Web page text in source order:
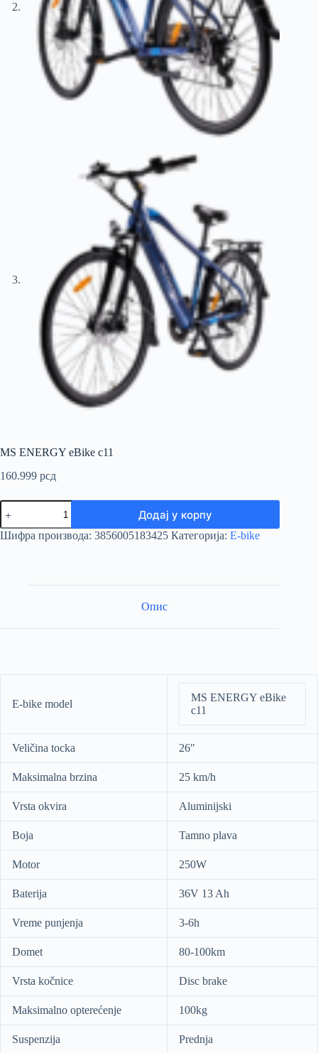
MS ENERGY eBike c11
160.999 рсд
MS
ENERGY
eBike
c11
Додај у корпу
Шифра производа: 3856005183425 Категорија: E-bike
Опис
E-bike model
MS ENERGY eBike
c11
Veličina tocka 26″
Maksimalna brzina 25 km/h
Vrsta okvira Aluminijski
Boja Tamno plava
Motor 250W
Baterija 36V 13 Ah
Vreme punjenja 3-6h
Domet 80-100km
Vrsta kočnice Disc brake
Maksimalno opterećenje 100kg
Suspenzija Prednja